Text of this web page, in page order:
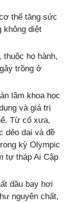
thể tăng sức
không diệt
thuộc họ hành,
trồng ở
lâm khoa học
và giá trị
Từ cổ xưa,
dẻo dai và đề
kỳ Olympic
tự tháp Ai Cập
dầu bay hơi
nguyên chất,